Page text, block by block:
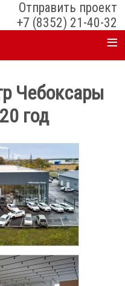
Отправить проект
+7 (8352) 21-40-32
≡
Чебоксары
год